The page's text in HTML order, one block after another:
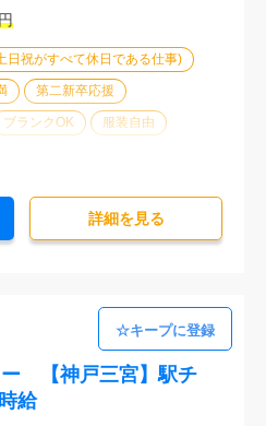
日祝がすべて休日である仕事)
第二新卒応援
ブランクOK 服装自由
詳細を⾒る
ー 【神戸三宮】駅チ
給